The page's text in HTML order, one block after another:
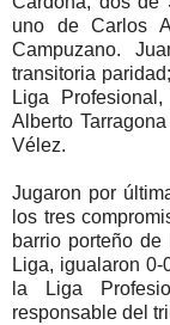
uno de Carlos
Campuzano.
transitoria
Liga
Alberto
Vélez.
Jugaron por
los tres
barrio porteño
Liga, igualaron
la Liga
responsable del